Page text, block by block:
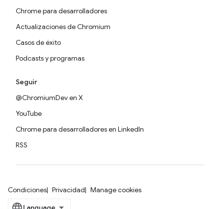
Chrome para desarrolladores
Actualizaciones de Chromium
Casos de éxito
Podcasts y programas
Seguir
@ChromiumDev en X
YouTube
Chrome para desarrolladores en LinkedIn
RSS
Condiciones Privacidad Manage cookies